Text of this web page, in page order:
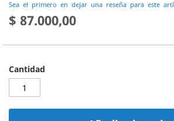
Sea el primero en dejar una reseña para este
$ 87.000,00
Cantidad
la
galería